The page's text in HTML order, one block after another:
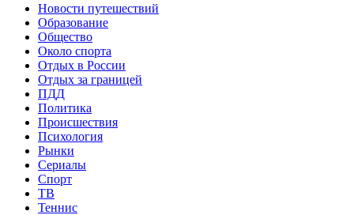
Новости путешествий
Образование
Общество
Около спорта
Отдых в России
Отдых за границей
ПДД
Политика
Происшествия
Психология
Рынки
Сериалы
Спорт
ТВ
Теннис